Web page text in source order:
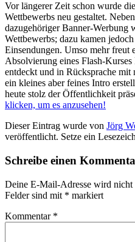
Vor längerer Zeit schon wurde
Wettbewerbs neu gestaltet.
dazugehöriger Banner-Werbung
Wettbewerbs; dazu kamen
Einsendungen. Umso mehr freut
Absolvierung eines Flash-
entdeckt und in Rücksprache
ein kleines aber feines Intro
heute stolz der Öffentlichkeit
klicken, um es anzusehen!
Dieser Eintrag wurde von Jörg
veröffentlicht. Setze ein
Schreibe einen
Deine E-Mail-Adresse wird
Felder sind mit * markiert
Kommentar *